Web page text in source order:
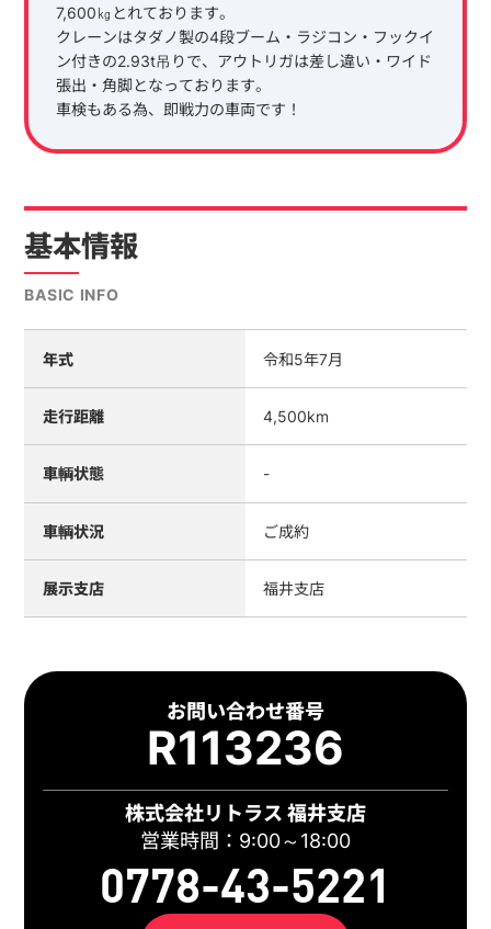
7,600㎏とれております。
クレーンはタダノ製の4段ブーム・ラジコン・フックイ
ン付きの2.93t吊りで、アウトリガは差し違い・ワイド
張出・角脚となっております。
車検もある為、即戦力の車両です！
基本情報
BASIC INFO
年式 令和5年7月
走行距離 4,500km
車輌状態 -
車輌状況 ご成約
展示支店 福井支店
お問い合わせ番号
R113236
株式会社リトラス 福井支店
営業時間：9:00～18:00
0778-43-5221